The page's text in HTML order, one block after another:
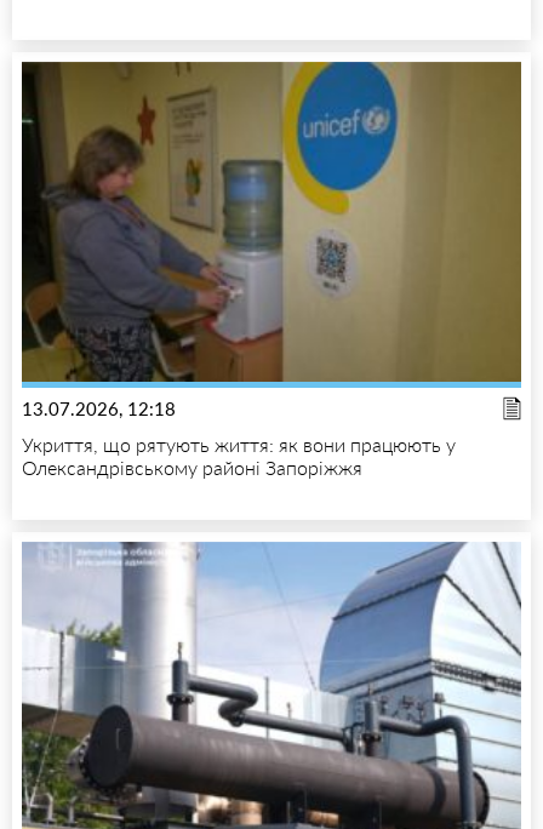
13.07.2026, 12:18
Укриття, що рятують життя: як вони працюють у
Олександрівському районі Запоріжжя